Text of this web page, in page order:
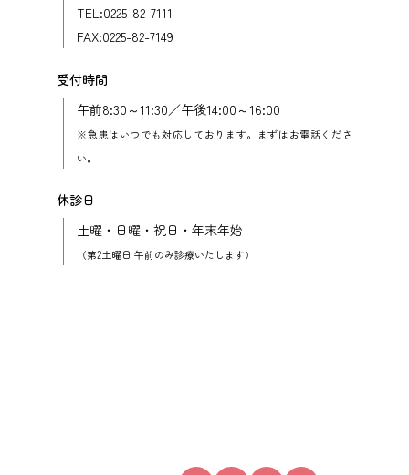
TEL:0225-82-7111
FAX:0225-82-7149
受付時間
午前8:30～11:30／午後14:00～16:00
※急患はいつでも対応しております。まずはお電話くださ
い。
休診日
土曜・日曜・祝日・年末年始
（第2土曜日 午前のみ診療いたします）